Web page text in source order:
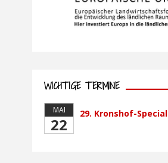
WICHTIGE TERMINE
MAI
22
29. Kronshof-Special